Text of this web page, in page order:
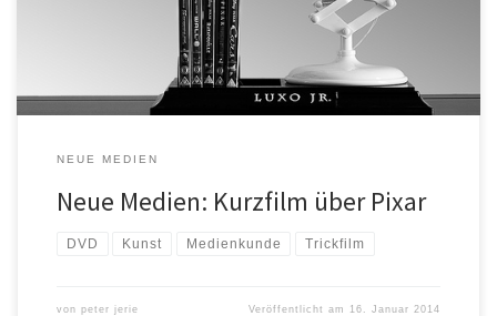
Unterrichtssequenzen z.B. im Kunstunterricht oder im Kurs
Medienkunde dienen, um z.B. den Arbeitsablauf von Idee […]
NEUE MEDIEN
Neue Medien: Kurzfilm über Pixar
DVD Kunst Medienkunde Trickfilm
von peter jerie Veröffentlicht am 16. Januar 2014